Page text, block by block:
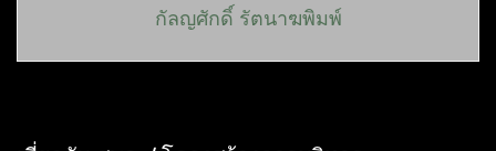
กัลญศักดิ์ รัตนาฆพิมพ์